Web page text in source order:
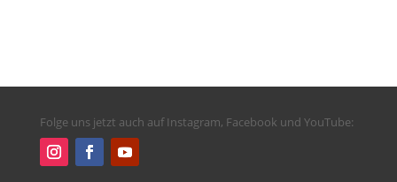
Folge uns jetzt auch auf Instagram, Facebook und YouTube: